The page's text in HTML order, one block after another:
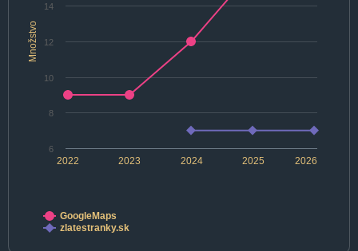
Množstvo
2022 2024 2026
2023 2025
6
8
10
12
14
GoogleMaps
zlatestranky.sk